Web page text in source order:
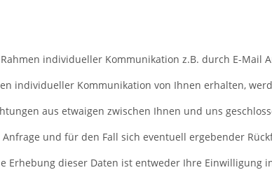
individueller Kommunikation z.B. durch E-
individueller Kommunikation von Ihnen erhalten,
aus etwaigen zwischen Ihnen und uns
und für den Fall sich eventuell ergebender
Erhebung dieser Daten ist entweder Ihre Einwilligung